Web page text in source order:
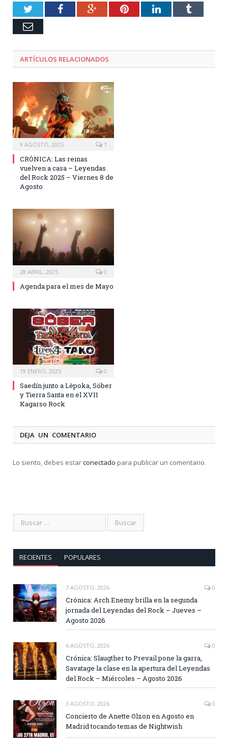
TwitterFacebookGoogle+PinterestLinkedInTumblr
Email
ARTÍCULOS RELACIONADOS
9 AGOSTO, 2025 1
CRÓNICA: Las reinas
vuelven a casa – Leyendas
del Rock 2025 – Viernes 8 de
Agosto
28 ABRIL, 2025 0
Agenda para el mes de Mayo
19 ENERO, 2025 0
Saedín junto a Lèpoka, Söber
y Tierra Santa en el XVII
Kagarso Rock
DEJA UN COMENTARIO
Lo siento, debes estarconectado para publicar un comentario.
RECIENTES POPULARES
7 AGOSTO, 2026 0
Crónica: Arch Enemy brilla en la segunda
jornada del Leyendas del Rock – Jueves –
Agosto 2026
6 AGOSTO, 2026 0
Crónica: Slaugther to Prevail pone la garra,
Savatage la clase en la apertura del Leyendas
del Rock – Miércoles – Agosto 2026
3 AGOSTO, 2026 0
Concierto de Anette Olzon en Agosto en
Madrid tocando temas de Nightwish